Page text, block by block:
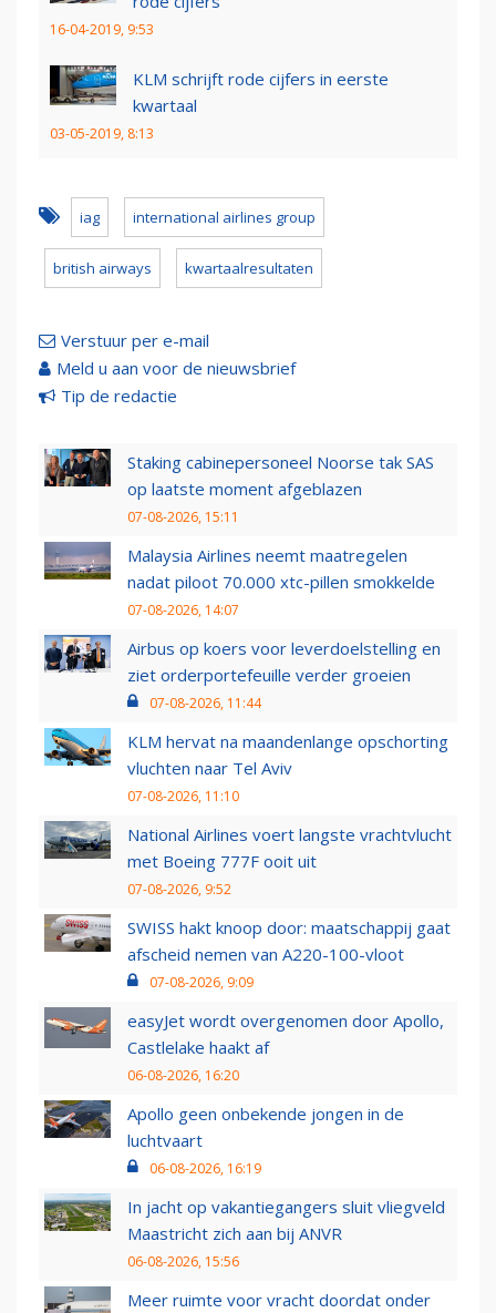
16-04-2019, 9:53
KLM schrijft rode cijfers in eerste
kwartaal
03-05-2019, 8:13
iag international airlines group
british airways kwartaalresultaten
Verstuur per e-mail
Meld u aan voor de nieuwsbrief
Tip de redactie
Staking cabinepersoneel Noorse tak SAS
op laatste moment afgeblazen
07-08-2026, 15:11
Malaysia Airlines neemt maatregelen
nadat piloot 70.000 xtc-pillen smokkelde
07-08-2026, 14:07
Airbus op koers voor leverdoelstelling en
ziet orderportefeuille verder groeien
07-08-2026, 11:44
KLM hervat na maandenlange opschorting
vluchten naar Tel Aviv
07-08-2026, 11:10
National Airlines voert langste vrachtvlucht
met Boeing 777F ooit uit
07-08-2026, 9:52
SWISS hakt knoop door: maatschappij gaat
afscheid nemen van A220-100-vloot
07-08-2026, 9:09
easyJet wordt overgenomen door Apollo,
Castlelake haakt af
06-08-2026, 16:20
Apollo geen onbekende jongen in de
luchtvaart
06-08-2026, 16:19
In jacht op vakantiegangers sluit vliegveld
Maastricht zich aan bij ANVR
06-08-2026, 15:56
Meer ruimte voor vracht doordat onder